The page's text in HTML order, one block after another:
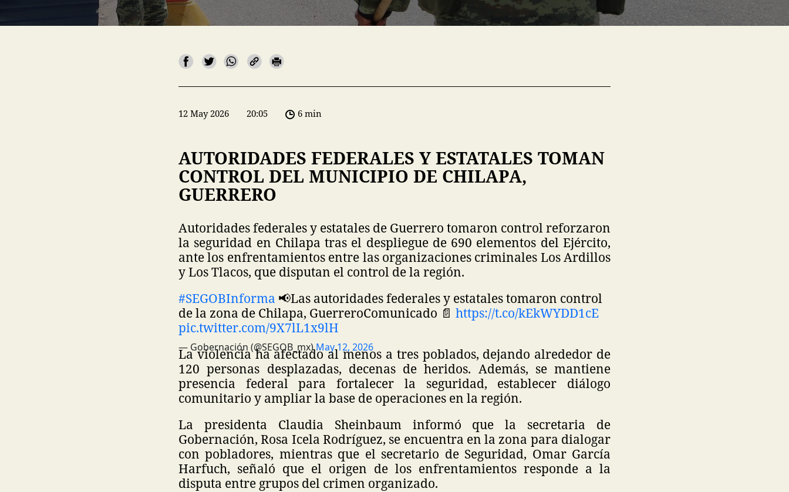
12 May 2026 20:05 6 min
AUTORIDADES FEDERALES Y ESTATALES TOMAN
CONTROL DEL MUNICIPIO DE CHILAPA,
GUERRERO
Autoridades federales y estatales de Guerrero tomaron control reforzaron
la seguridad en Chilapa tras el despliegue de 690 elementos del Ejército,
ante los enfrentamientos entre las organizaciones criminales Los Ardillos
y Los Tlacos, que disputan el control de la región.
#SEGOBInforma 📢Las autoridades federales y estatales tomaron control
de la zona de Chilapa, GuerreroComunicado 📄 https://t.co/kEkWYDD1cE
pic.twitter.com/9X7lL1x9lH
— Gobernación (@SEGOB_mx)May 12, 2026
La violencia ha afectado al menos a tres poblados, dejando alrededor de
120 personas desplazadas, decenas de heridos. Además, se mantiene
presencia federal para fortalecer la seguridad, establecer diálogo
comunitario y ampliar la base de operaciones en la región.
La presidenta Claudia Sheinbaum informó que la secretaria de
Gobernación, Rosa Icela Rodríguez, se encuentra en la zona para dialogar
con pobladores, mientras que el secretario de Seguridad, Omar García
Harfuch, señaló que el origen de los enfrentamientos responde a la
disputa entre grupos del crimen organizado.